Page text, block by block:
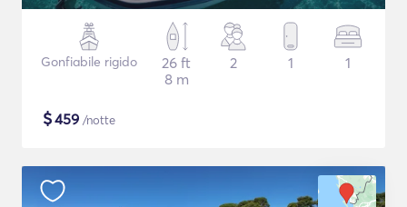
Gonfiabile rigido
26 ft
8 m
2 1 1
$459 /notte